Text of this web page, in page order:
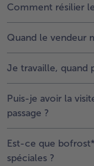
Comment résilier
Quand le vendeur
Je travaille, quand
Puis-je avoir la
passage ?
Est-ce que
spéciales ?